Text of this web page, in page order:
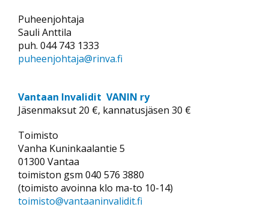
Puheenjohtaja
Sauli Anttila
puh. 044 743 1333
puheenjohtaja@rinva.fi
Vantaan Invalidit VANIN ry
Jäsenmaksut 20 €, kannatusjäsen 30 €
Toimisto
Vanha Kuninkaalantie 5
01300 Vantaa
toimiston gsm 040 576 3880
(toimisto avoinna klo ma-to 10-14)
toimisto@vantaaninvalidit.fi